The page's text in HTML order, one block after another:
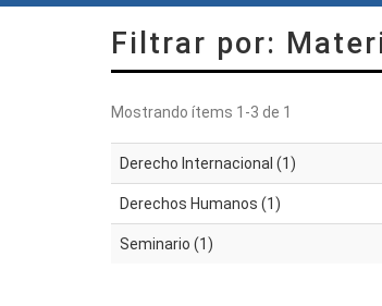
Filtrar por:
Mostrando ítems 1-3 de 1
Derecho Internacional (1)
Derechos Humanos (1)
Seminario (1)